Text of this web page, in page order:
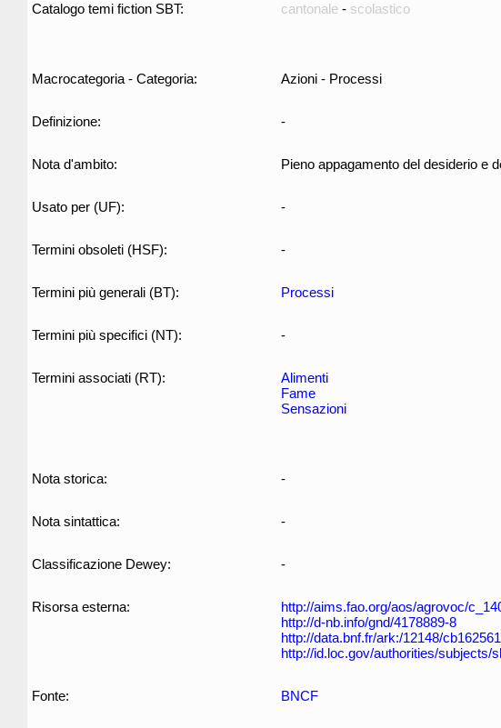
Catalogo temi fiction SBT:
cantonale - scolastico
Macrocategoria - Categoria: Azioni - Processi
Definizione: -
Nota d'ambito: Pieno appagamento del desiderio e
Usato per (UF): -
Termini obsoleti (HSF): -
Termini più generali (BT): Processi
Termini più specifici (NT): -
Termini associati (RT):
Alimenti
Fame
Sensazioni
Nota storica: -
Nota sintattica: -
Classificazione Dewey: -
Risorsa esterna:
http://aims.fao.org/aos/agrovoc/
http://d-nb.info/gnd/4178889-8
http://data.bnf.fr/ark:/12148/
http://id.loc.gov/authorities/subjects/
Fonte: BNCF